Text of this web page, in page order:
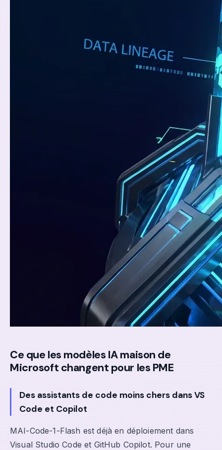
Ce que les modèles IA maison de
Microsoft changent pour les PME
Des assistants de code moins chers dans VS
Code et Copilot
MAI-Code-1-Flash est déjà en déploiement dans
Visual Studio Code et GitHub Copilot. Pour une